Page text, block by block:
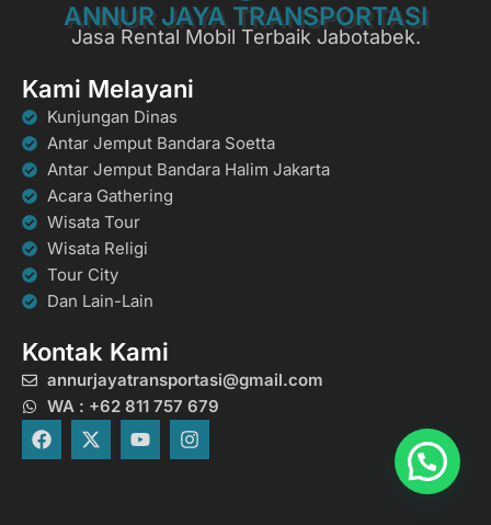
ANNUR JAYA TRANSPORTASI
Jasa Rental Mobil Terbaik Jabotabek.
Kami Melayani
Kunjungan Dinas
Antar Jemput Bandara Soetta
Antar Jemput Bandara Halim Jakarta
Acara Gathering
Wisata Tour
Wisata Religi
Tour City
Dan Lain-Lain
Kontak Kami
annurjayatransportasi@gmail.com
WA : +62 811 757 679
F
a
X
-
Y
o
I
n